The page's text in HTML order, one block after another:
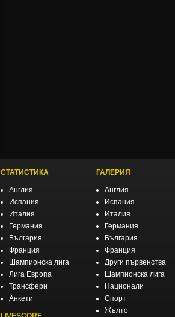
СТАТИСТИКА
Англия
Испания
Италия
Германия
България
Франция
Шампионска лига
Лига Европа
Трансфери
Анкети
ГАЛЕРИЯ
Англия
Испания
Италия
Германия
България
Франция
Други първенства
Шампионска лига
Национали
Спорт
Жълто